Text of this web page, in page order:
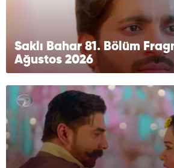
Saklı Bahar 81. Bölüm
Ağustos 2026